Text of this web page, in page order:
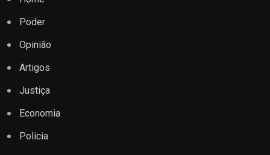
Poder
Opinião
Artigos
Justiça
Economia
Policia